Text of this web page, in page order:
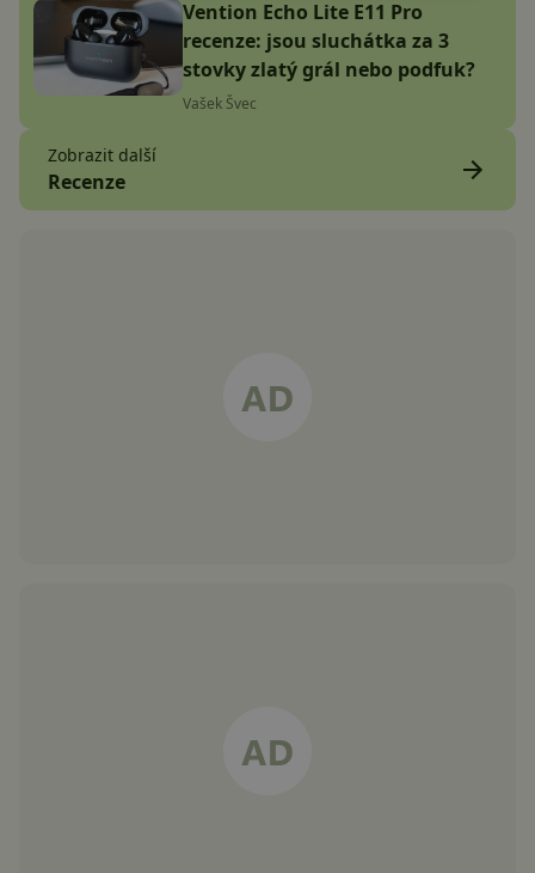
Vention Echo Lite E11 Pro
recenze: jsou sluchátka za 3
stovky zlatý grál nebo podfuk?
Vašek Švec
Zobrazit další
Recenze